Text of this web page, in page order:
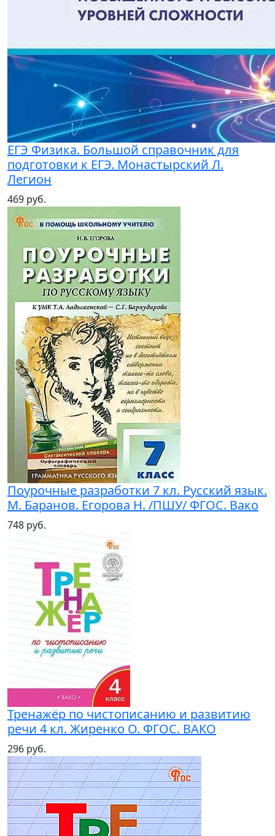
ЕГЭ Физика. Большой справочник для
подготовки к ЕГЭ. Монастырский Л.
Легион
469 руб.
Поурочные разработки 7 кл. Русский язык.
М. Баранов. Егорова Н. /ПШУ/ ФГОС. Вако
748 руб.
Тренажёр по чистописанию и развитию
речи 4 кл. Жиренко О. ФГОС. ВАКО
296 руб.